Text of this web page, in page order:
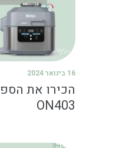
16 בינואר 2024
ON403